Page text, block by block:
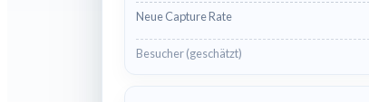
Neue Capture Rate
Besucher (geschätzt)